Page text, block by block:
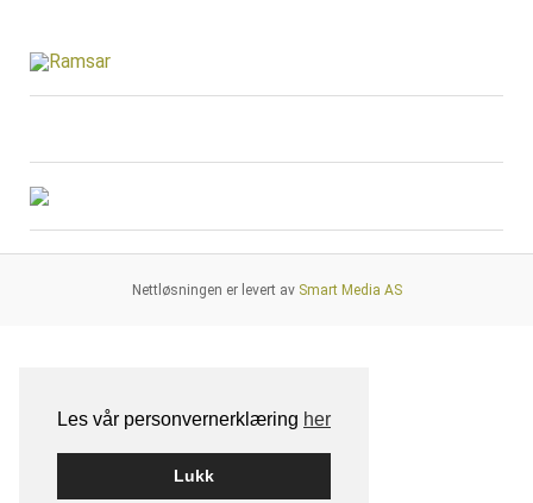
Les vår personvernerklæring her
Lukk
Nettløsningen er levert av Smart Media AS